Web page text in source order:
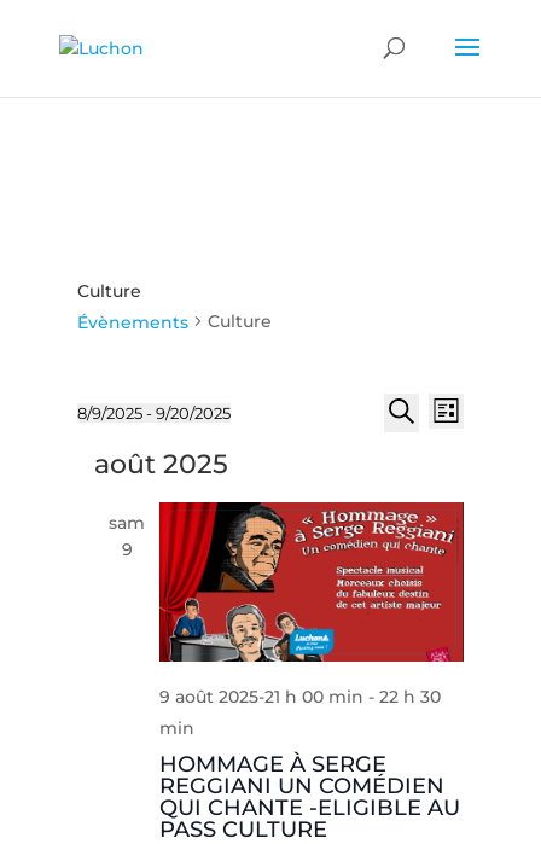
Culture
Évènements
Culture
Évènements
de
vues
de
Liste
8/9/2025 - 9/20/2025
une
août 2025
sam
9
HOMMAGE À SERGE
REGGIANI UN COMÉDIEN
QUI CHANTE -ELIGIBLE AU
PASS CULTURE
9 août 2025-21 h 00 min -22 h 30
min